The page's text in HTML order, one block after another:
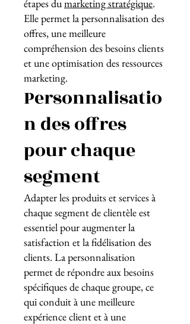
étapes dumarketing stratégique.
Elle permet la personnalisation des
offres, une meilleure
compréhension des besoins clients
et une optimisation des ressources
marketing.
Personnalisatio
n des offres
pour chaque
segment
Adapter les produits et services à
chaque segment de clientèle est
essentiel pour augmenter la
satisfaction et la fidélisation des
clients. La personnalisation
permet de répondre aux besoins
spécifiques de chaque groupe, ce
qui conduit à une meilleure
expérience client et à une